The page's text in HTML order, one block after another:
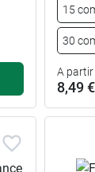
15
30
A partir
8,49 €